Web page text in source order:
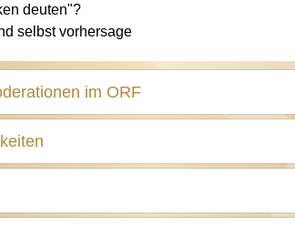
deuten"?
selbst vorhersage
im ORF